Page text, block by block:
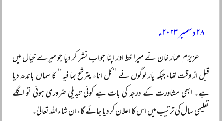
۲۸ دسمبر ۲۰۲۳ء
عزیزم عمار خان نے میرا خط اور اپنا جواب نشر کر دیا جو میرے خیال میں
قبل از وقت تھا، جبکہ یار لوگوں نے ’’کل اناء یترشح بما فیہ‘‘ کا سماں باندھ دیا
ہے۔ ابھی مشاورت کے درجہ کی بات ہے کوئی تبدیلی ضروری ہوئی تو اگلے
تعلیمی سال کی ترتیب میں اس کا اعلان کر دیا جائے گا، ان شاء اللہ تعالیٰ۔